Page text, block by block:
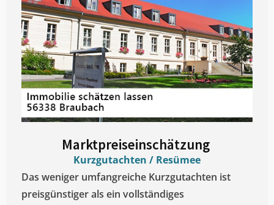
Marktpreiseinschätzung ​
Kurzgutachten / Resümee
Das weniger umfangreiche Kurzgutachten ist
preisgünstiger als ein vollständiges